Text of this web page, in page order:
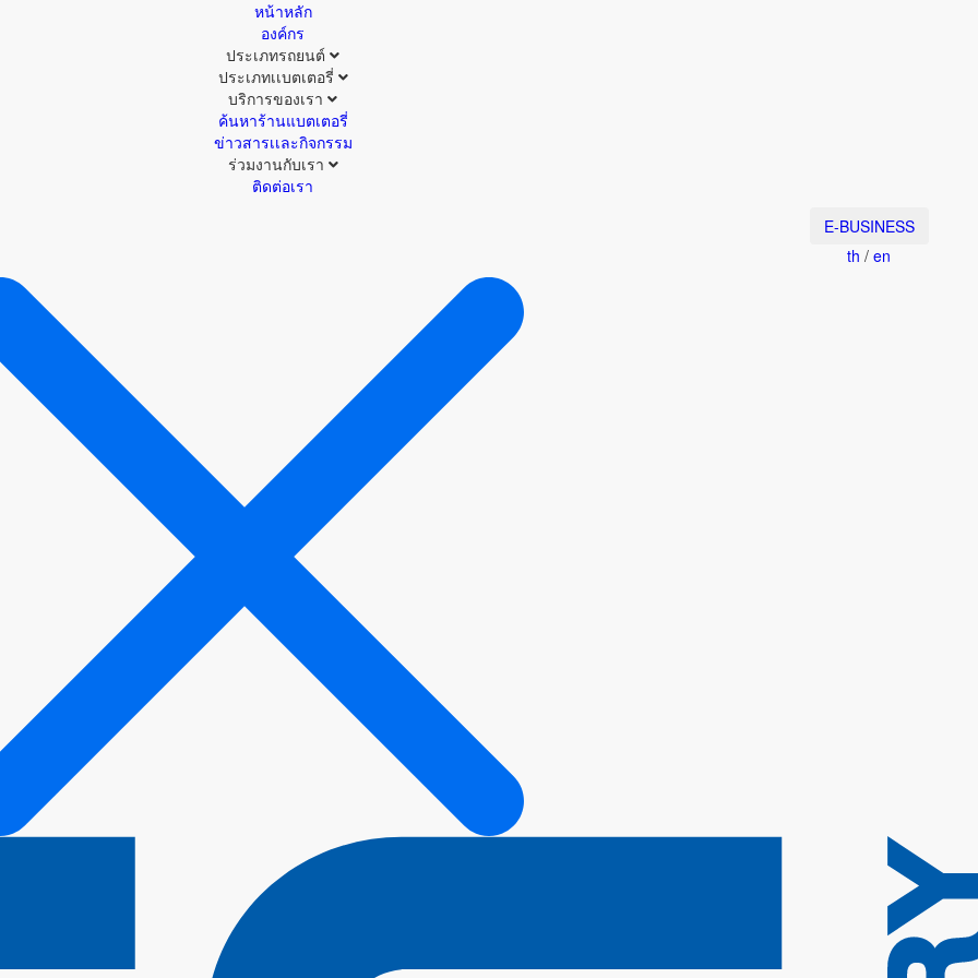
หน้าหลัก
องค์กร
ประเภทรถยนต์
ประเภทเเบตเตอรี่
บริการของเรา
ค้นหาร้านแบตเตอรี่
ข่าวสารเเละกิจกรรม
ร่วมงานกับเรา
ติดต่อเรา
E-BUSINESS
th / en
เลือกเเบตเตอรี่ที่เหมาะกับรถของคุณ
เลือกประเภทรถของคุณ
รถกระบะ รถตู้